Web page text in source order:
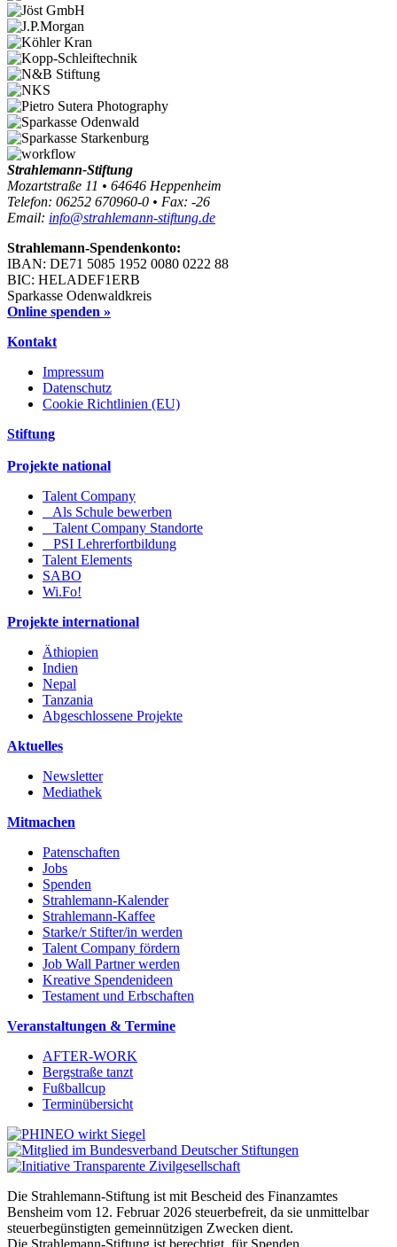
Strahlemann-Stiftung
Mozartstraße 11 • 64646 Heppenheim
Telefon: 06252 670960-0 • Fax: -26
Email: info@strahlemann-stiftung.de
Strahlemann-Spendenkonto:
IBAN: DE71 5085 1952 0080 0222 88
BIC: HELADEF1ERB
Sparkasse Odenwaldkreis
Online spenden »
Kontakt
Impressum
Datenschutz
Cookie Richtlinien (EU)
Stiftung
Projekte national
Talent Company
Als Schule bewerben
Talent Company Standorte
PSI Lehrerfortbildung
Talent Elements
SABO
Wi.Fo!
Projekte international
Äthiopien
Indien
Nepal
Tanzania
Abgeschlossene Projekte
Aktuelles
Newsletter
Mediathek
Mitmachen
Patenschaften
Jobs
Spenden
Strahlemann-Kalender
Strahlemann-Kaffee
Starke/r Stifter/in werden
Talent Company fördern
Job Wall Partner werden
Kreative Spendenideen
Testament und Erbschaften
Veranstaltungen & Termine
AFTER-WORK
Bergstraße tanzt
Fußballcup
Terminübersicht
Die Strahlemann-Stiftung ist mit Bescheid des Finanzamtes
Bensheim vom 12. Februar 2026 steuerbefreit, da sie unmittelbar
steuerbegünstigten gemeinnützigen Zwecken dient.